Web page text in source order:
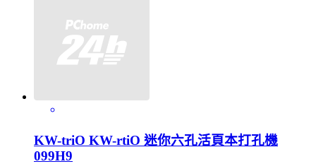
KW-triO KW-rtiO 迷你六孔活頁本打孔機
099H9